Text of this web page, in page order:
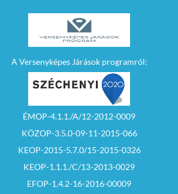
A Versenyképes Járások programról:
ÉMOP-4.1.1./A/12-2012-0009
KÖZOP-3.5.0-09-11-2015-066
KEOP-2015-5.7.0/15-2015-0326
KEOP-1.1.1./C/13-2013-0029
EFOP-1.4.2-16-2016-00009